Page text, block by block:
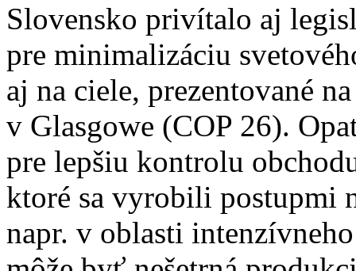
Slovensko privítalo aj
pre minimalizáciu
aj na ciele, prezentované
v Glasgowe (COP 26).
pre lepšiu kontrolu
ktoré sa vyrobili postupmi
napr. v oblasti